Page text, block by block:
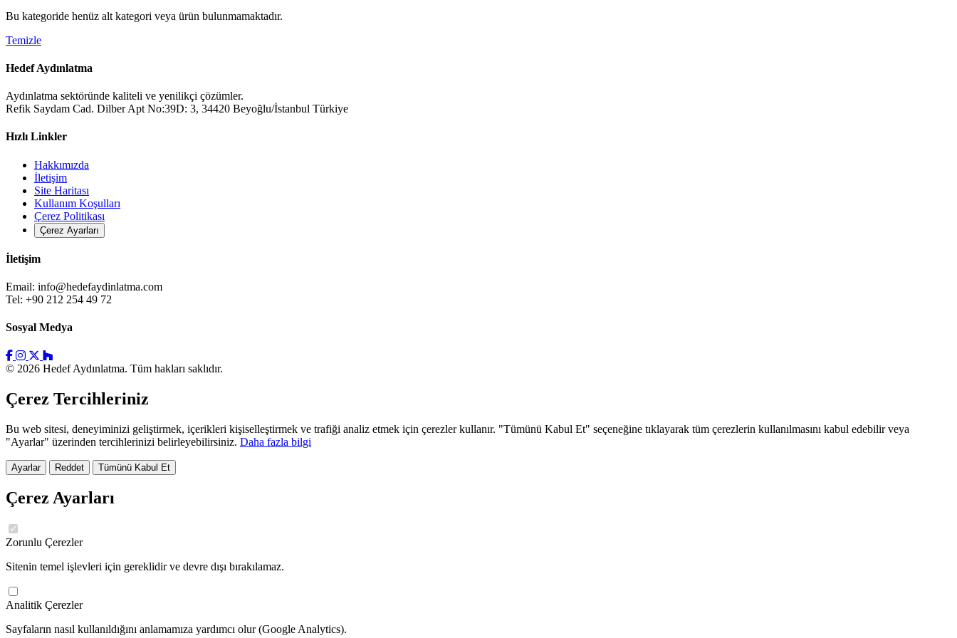
Bu kategoride henüz alt kategori veya ürün bulunmamaktadır.
Temizle
Hedef Aydınlatma
Aydınlatma sektöründe kaliteli ve yenilikçi çözümler.
Refik Saydam Cad. Dilber Apt No:39D: 3, 34420 Beyoğlu/İstanbul Türkiye
Hızlı Linkler
Hakkımızda
İletişim
Site Haritası
Kullanım Koşulları
Çerez Politikası
Çerez Ayarları
İletişim
Email: info@hedefaydinlatma.com
Tel: +90 212 254 49 72
Sosyal Medya
© 2026 Hedef Aydınlatma. Tüm hakları saklıdır.
Çerez Tercihleriniz
Bu web sitesi, deneyiminizi geliştirmek, içerikleri kişiselleştirmek ve trafiği analiz etmek için çerezler kullanır. "Tümünü Kabul Et" seçeneğine tıklayarak tüm çerezlerin kullanılmasını kabul edebilir veya
"Ayarlar" üzerinden tercihlerinizi belirleyebilirsiniz. Daha fazla bilgi
Ayarlar Reddet Tümünü Kabul Et
Çerez Ayarları
Zorunlu Çerezler
Sitenin temel işlevleri için gereklidir ve devre dışı bırakılamaz.
Analitik Çerezler
Sayfaların nasıl kullanıldığını anlamamıza yardımcı olur (Google Analytics).